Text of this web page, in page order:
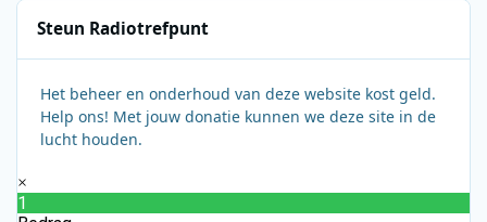
Steun Radiotrefpunt
Het beheer en onderhoud van deze website kost geld.
Help ons! Met jouw donatie kunnen we deze site in de
lucht houden.